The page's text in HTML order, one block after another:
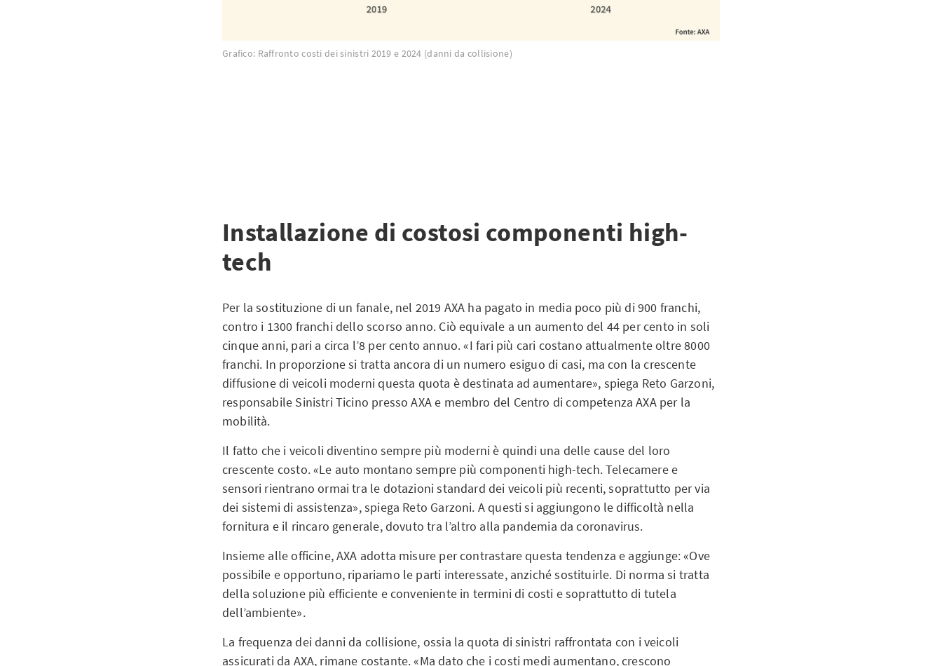
Grafico: Raffronto costi dei sinistri 2019 e 2024 (danni da collisione)
Installazione di costosi componenti high-
tech
Per la sostituzione di un fanale, nel 2019 AXA ha pagato in media poco più di 900 franchi,
contro i 1300 franchi dello scorso anno. Ciò equivale a un aumento del 44 per cento in soli
cinque anni, pari a circa l’8 per cento annuo. «I fari più cari costano attualmente oltre 8000
franchi. In proporzione si tratta ancora di un numero esiguo di casi, ma con la crescente
diffusione di veicoli moderni questa quota è destinata ad aumentare», spiega Reto Garzoni,
responsabile Sinistri Ticino presso AXA e membro del Centro di competenza AXA per la
mobilità.
Il fatto che i veicoli diventino sempre più moderni è quindi una delle cause del loro
crescente costo. «Le auto montano sempre più componenti high-tech. Telecamere e
sensori rientrano ormai tra le dotazioni standard dei veicoli più recenti, soprattutto per via
dei sistemi di assistenza», spiega Reto Garzoni. A questi si aggiungono le difficoltà nella
fornitura e il rincaro generale, dovuto tra l’altro alla pandemia da coronavirus.
Insieme alle officine, AXA adotta misure per contrastare questa tendenza e aggiunge: «Ove
possibile e opportuno, ripariamo le parti interessate, anziché sostituirle. Di norma si tratta
della soluzione più efficiente e conveniente in termini di costi e soprattutto di tutela
dell’ambiente».
La frequenza dei danni da collisione, ossia la quota di sinistri raffrontata con i veicoli
assicurati da AXA, rimane costante. «Ma dato che i costi medi aumentano, crescono